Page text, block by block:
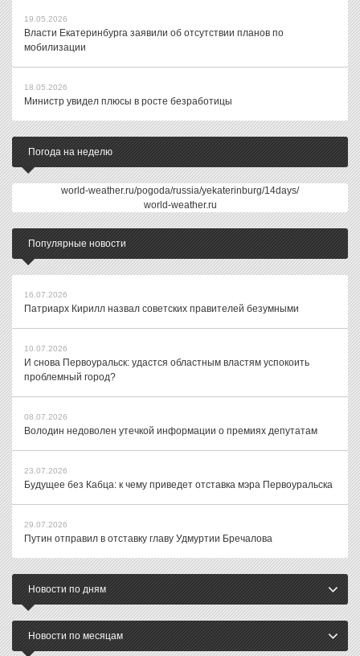
19.05.2026
Власти Екатеринбурга заявили об отсутствии планов по
мобилизации
18.05.2026
Министр увидел плюсы в росте безработицы
Погода на неделю
world-weather.ru/pogoda/russia/yekaterinburg/14days/
world-weather.ru
Популярные новости
16.07.2026
Патриарх Кирилл назвал советских правителей безумными
10.07.2026
И снова Первоуральск: удастся областным властям успокоить
проблемный город?
08.07.2026
Володин недоволен утечкой информации о премиях депутатам
23.07.2026
Будущее без Кабца: к чему приведет отставка мэра Первоуральска
29.07.2026
Путин отправил в отставку главу Удмуртии Бречалова
Новости по дням
Новости по месяцам